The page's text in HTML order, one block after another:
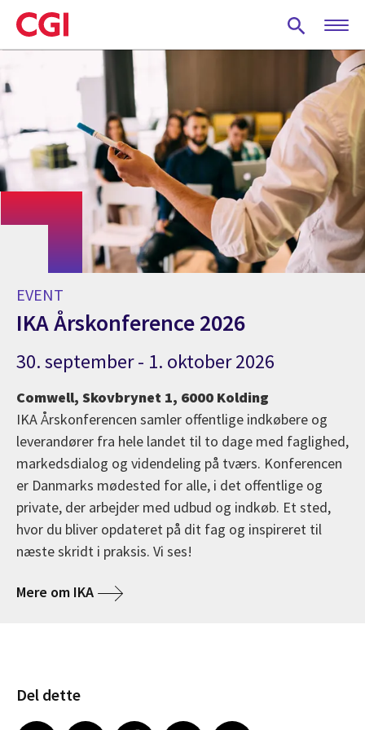
Skip
to
main
EVENT
IKA Årskonference 2026
30. september - 1. oktober 2026
Comwell, Skovbrynet 1, 6000 Kolding
IKA Årskonferencen samler offentlige indkøbere og
leverandører fra hele landet til to dage med faglighed,
markedsdialog og videndeling på tværs. Konferencen
er Danmarks mødested for alle, i det offentlige og
private, der arbejder med udbud og indkøb. Et sted,
hvor du bliver opdateret på dit fag og inspireret til
næste skridt i praksis. Vi ses!
Mere om IKA
Del dette